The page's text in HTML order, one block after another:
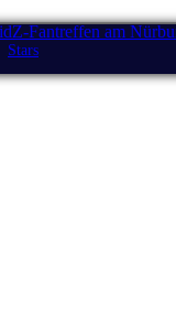
Fantreffen am
Stars